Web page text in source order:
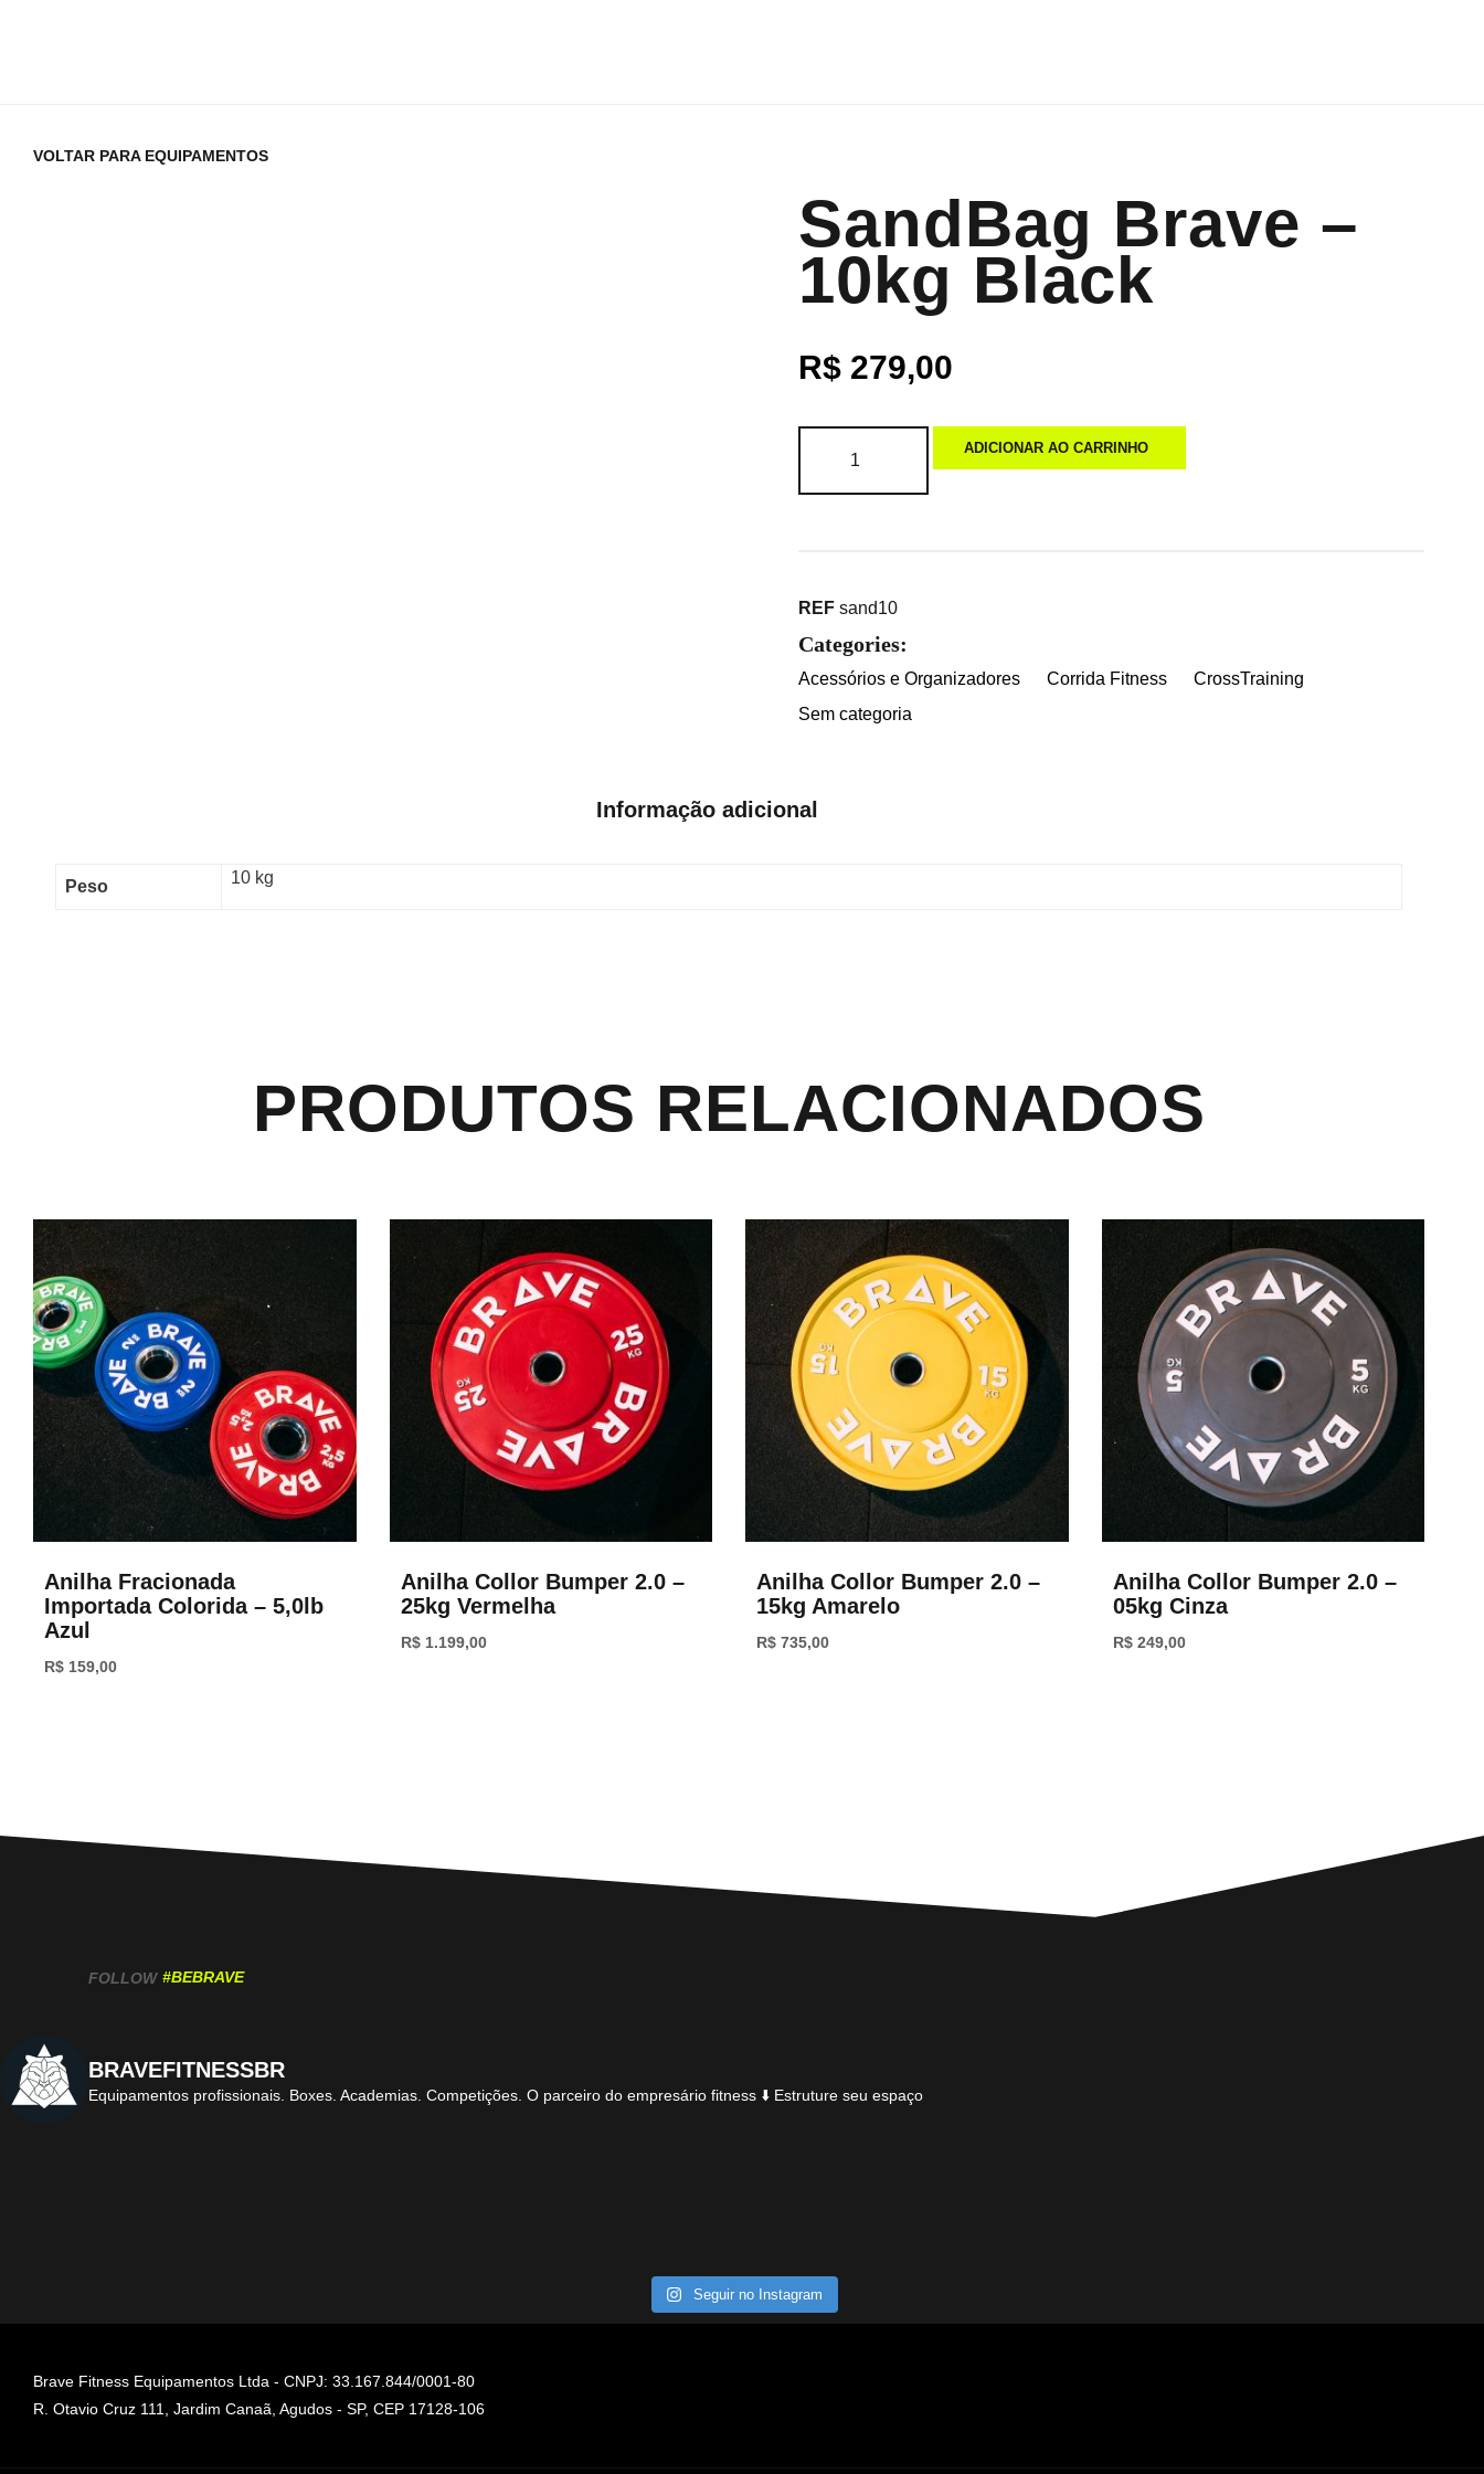
VOLTAR PARA EQUIPAMENTOS
SandBag Brave –
10kg Black
R$ 279,00
ADICIONAR AO CARRINHO
REF sand10
Categories:
Acessórios e Organizadores Corrida Fitness
CrossTraining
Sem categoria
Informação adicional
Peso 10 kg
PRODUTOS RELACIONADOS
Anilha Fracionada
Importada Colorida – 5,0lb
Azul
R$ 159,00
Anilha Collor Bumper 2.0 –
25kg Vermelha
R$1.199,00
Anilha Collor Bumper 2.0 –
15kg Amarelo
R$ 735,00
Anilha Collor Bumper 2.0 –
05kg Cinza
R$249,00
FOLLOW #BEBRAVE
BRAVEFITNESSBR
Equipamentos profissionais. Boxes. Academias. Competições. O parceiro do empresário fitness ⬇️ Estruture seu espaço
Seguir no Instagram
Brave Fitness Equipamentos Ltda - CNPJ: 33.167.844/0001-80
R. Otavio Cruz 111, Jardim Canaã, Agudos - SP, CEP 17128-106